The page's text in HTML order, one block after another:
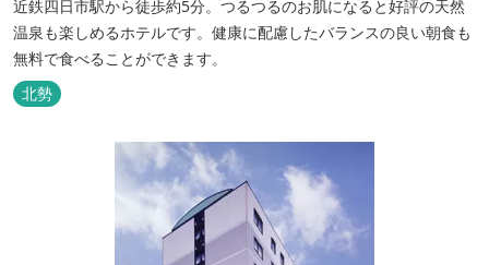
近鉄四日市駅から徒歩約5分。つるつるのお肌になると好評の天然
温泉も楽しめるホテルです。健康に配慮したバランスの良い朝食も
無料で食べることができます。
北勢